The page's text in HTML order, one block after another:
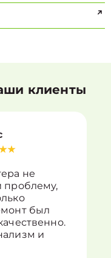
клиенты
не
проблему,
был
и